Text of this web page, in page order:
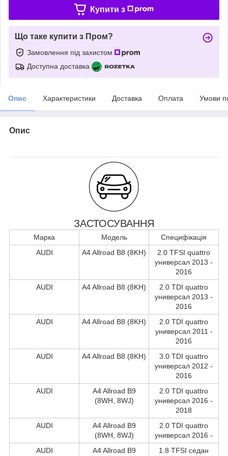
Купити з
Що таке купити з Пром?
Замовлення під захистом
Доступна доставка
Опис Характеристики Доставка Оплата Умови
Опис
ЗАСТОСУВАННЯ
Марка Модель
Специфікація
AUDI
A4 Allroad B8 (8KH)
2.0 TFSI quattro
универсал 2013 -
2016
AUDI
A4 Allroad B8 (8KH)
2.0 TDI quattro
универсал 2013 -
2016
AUDI
A4 Allroad B8 (8KH)
2.0 TDI quattro
универсал 2011 -
2016
AUDI
A4 Allroad B8 (8KH)
3.0 TDI quattro
универсал 2012 -
2016
AUDI
A4 Allroad B9
(8WH, 8WJ)
2.0 TDI quattro
универсал 2016 -
2018
AUDI
A4 Allroad B9
(8WH, 8WJ)
2.0 TDI quattro
универсал 2016 -
AUDI
A4 Allroad B9
1.8 TFSI седан